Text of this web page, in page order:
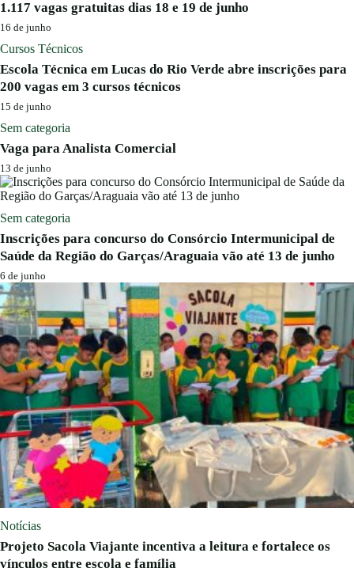
1.117 vagas gratuitas dias 18 e 19 de junho
16 de junho
Cursos Técnicos
Escola Técnica em Lucas do Rio Verde abre inscrições para
200 vagas em 3 cursos técnicos
15 de junho
Sem categoria
Vaga para Analista Comercial
13 de junho
Sem categoria
Inscrições para concurso do Consórcio Intermunicipal de
Saúde da Região do Garças/Araguaia vão até 13 de junho
6 de junho
Notícias
Projeto Sacola Viajante incentiva a leitura e fortalece os
vínculos entre escola e família